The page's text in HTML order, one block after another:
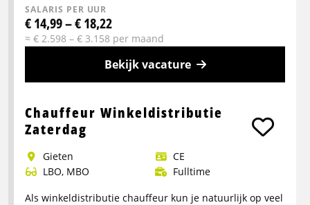
SALARIS PER UUR
€ 14,99 – € 18,22
≈ € 2.598 – € 3.158 per maand
Bekijk vacature
info
over
medewerker
Chauffeur Winkeldistributie
Zaterdag
Gieten
CE
LBO, MBO
Fulltime
Als winkeldistributie chauffeur kun je natuurlijk op veel